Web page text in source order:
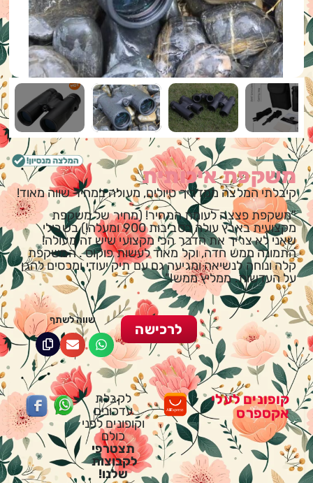
משקפת איכותית
קיבלתי המלצה ממדריך טיולים, מעולה במחיר שווה מאוד!
"משקפת פצצה לעומת המחיר! (מחיר של משקפת
מקצועית בארץ עולה בסביבות 900 ומעלה!) בשבילי
שאני לא צריך את הדבר הכי מקצועי שיש זה מעולה!
התמונה ממש חדה, וקל מאוד לעשות פוקוס . המשקפת
קלה ונוחה לנשיאה ומגיעה גם עם תיק יעודי ומכסים להגן
על העדשות. ממליץ ממש!"
שווה לשתף
לרכישה
לקבלת
עדכונים
וקופונים לפני
כולם
תצטרפי
לקבוצות
שלנו!
קופונים לעלי
אקספרס